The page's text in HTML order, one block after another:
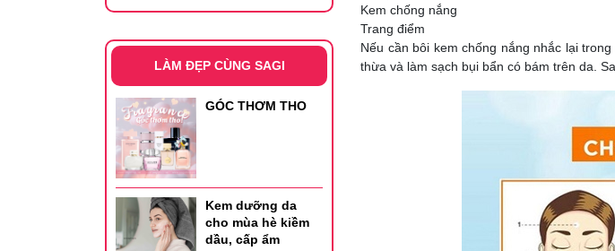
Kem chống nắng
Trang điểm
Nếu cần bôi kem chống nắng nhắc lại
thừa và làm sạch bụi bẩn có bám trên da.
LÀM ĐẸP CÙNG SAGI
GÓC THƠM THO
Kem dưỡng da
cho mùa hè kiềm
dầu, cấp ẩm